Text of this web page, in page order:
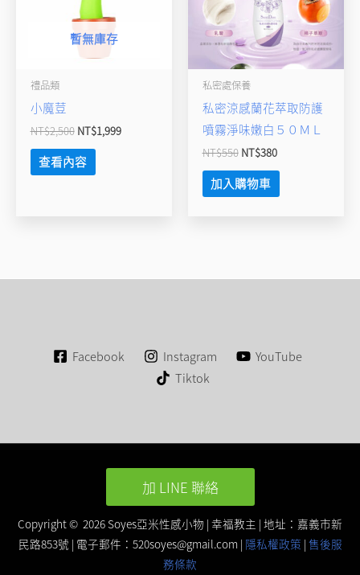
暫無庫存
禮品類
小魔荳
NT$2,500 NT$1,999
查看內容
私密處保養
私密涼感蘭花萃取防護
噴霧淨味嫩白５０ＭＬ
NT$550 NT$380
加入購物車
Facebook Instagram
YouTube
Tiktok
加 LINE 聯絡
Copyright © 2026 Soyes亞米性感小物 | 幸福教主 | 地址：嘉義市新
民路853號 | 電子郵件： 520soyes@gmail.com | 隱私權政策 | 售後服
務條款